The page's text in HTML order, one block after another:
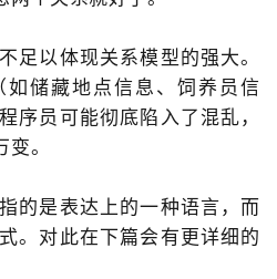
足以体现关系模型的强大。
储藏地点信息、饲养员信
序员可能彻底陷入了混乱，
。
的是表达上的一种语言，而
。对此在下篇会有更详细的